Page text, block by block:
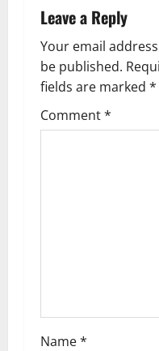
n
a
v
i
n
Leave a Reply
Your email
be published.
fields are marked *
Comment*
Name*